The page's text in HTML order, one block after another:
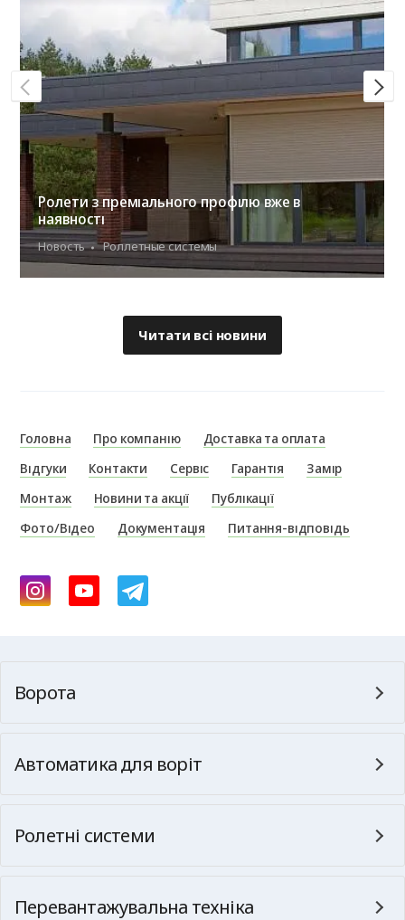
Ролети з преміального профілю вже в
наявності
Новость Роллетные системы
Читати всі новини
Головна Про компанію
Доставка та оплата
Відгуки
Контакти Сервіс Гарантія
Замір
Монтаж
Новини та акції
Публікації
Фото/Відео
Документація Питання-відповідь
Ворота
Автоматика для воріт
Ролетні системи
Перевантажувальна техніка